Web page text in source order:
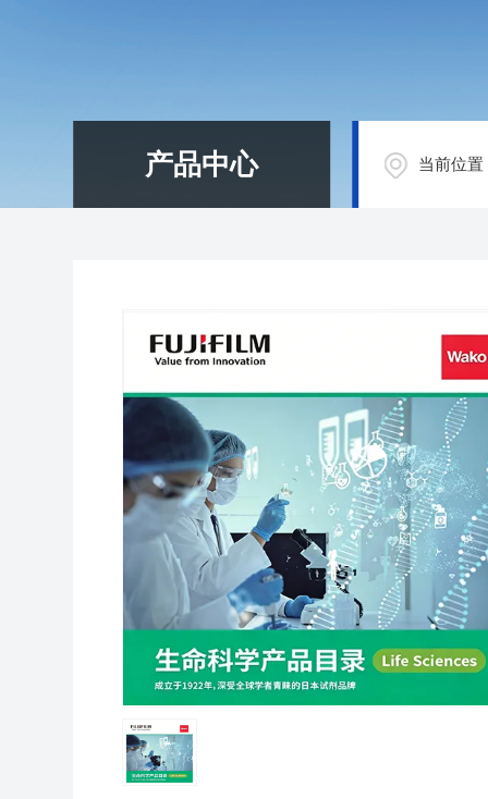
产品中心 当前位置